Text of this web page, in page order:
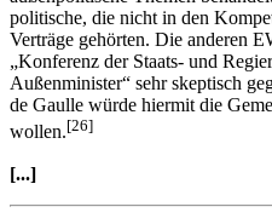
politische, die nicht in den
Verträge gehörten. Die anderen
„Konferenz der Staats- und
Außenminister“ sehr skeptisch
de Gaulle würde hiermit die
wollen.[26]
[...]